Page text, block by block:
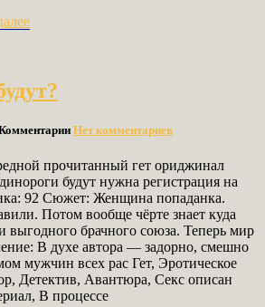
Нет комментариев
прочитанный гет ориджинал
будут нужна регистрация на
92 Сюжет: Женщина попаданка.
Потом вообще чёрте знает куда
выгодного брачного союза. Теперь мир
В духе автора — задорно, смешно
мужчин всех рас Гет, Эротическое
Детектив, Авантюра, Секс описан
В процессе